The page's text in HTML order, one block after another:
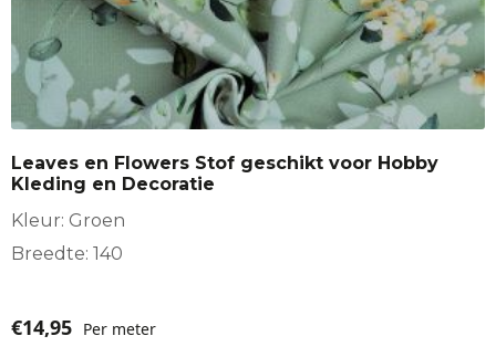
Leaves en Flowers Stof geschikt voor Hobby
Kleding en Decoratie
Kleur: Groen
Breedte: 140
€14,95 Per meter